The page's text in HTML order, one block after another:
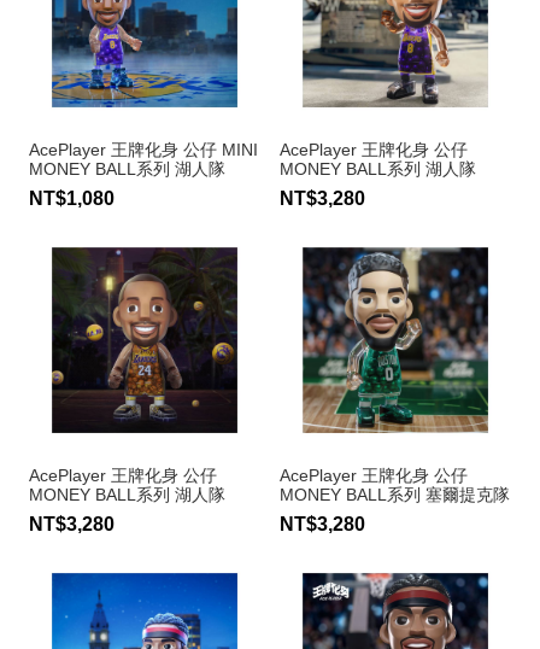
AcePlayer 王牌化身 公仔 MINI
MONEY BALL系列 湖人隊
Kobe Bryant #8
NT$1,080
AcePlayer 王牌化身 公仔
MONEY BALL系列 湖人隊
Kobe Bryant #8
NT$3,280
AcePlayer 王牌化身 公仔
MONEY BALL系列 湖人隊
Kobe Bryant #24
NT$3,280
AcePlayer 王牌化身 公仔
MONEY BALL系列 塞爾提克隊
Jayson Tatum #0
NT$3,280